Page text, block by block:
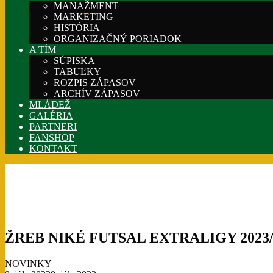
MANAŽMENT
MARKETING
HISTÓRIA
ORGANIZAČNÝ PORIADOK
A TÍM
SÚPISKA
TABUĽKY
ROZPIS ZÁPASOV
ARCHÍV ZÁPASOV
MLÁDEŽ
GALÉRIA
PARTNERI
FANSHOP
KONTAKT
ŽREB NIKÉ FUTSAL EXTRALIGY
NOVINKY